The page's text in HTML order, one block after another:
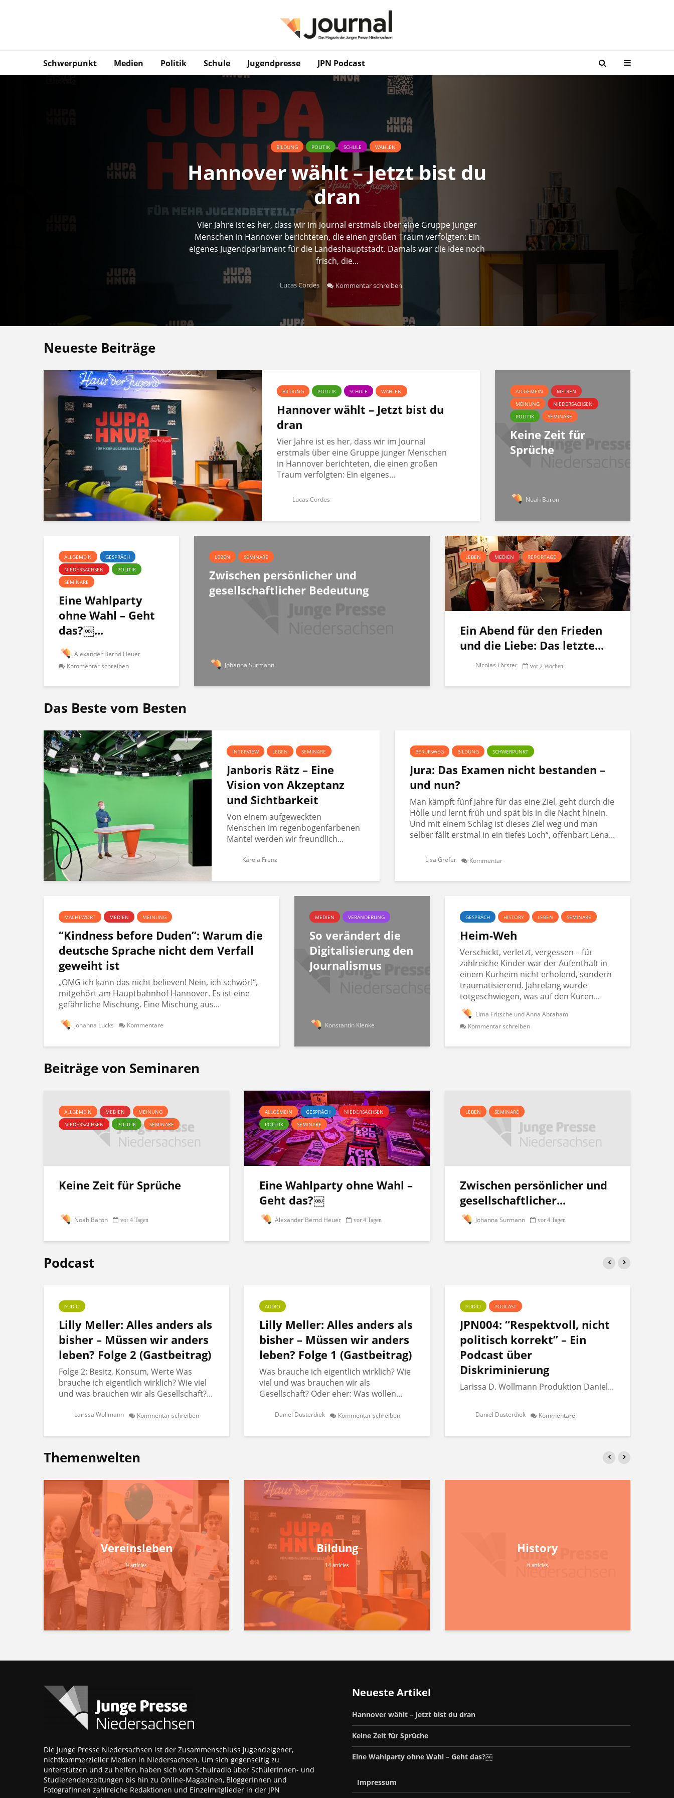
Schwerpunkt Medien Politik Schule Jugendpresse JPN Podcast
BILDUNG POLITIK SCHULE WAHLEN
Hannover wählt – Jetzt bist du
dran
Vier Jahre ist es her, dass wir im Journal erstmals über eine Gruppe junger
Menschen in Hannover berichteten, die einen großen Traum verfolgten: Ein
eigenes Jugendparlament für die Landeshauptstadt. Damals war die Idee noch
frisch, die...
Lucas Cordes Kommentar schreiben
Neueste Beiträge
BILDUNG POLITIK SCHULE WAHLEN
Hannover wählt – Jetzt bist du
dran
Vier Jahre ist es her, dass wir im Journal
erstmals über eine Gruppe junger Menschen
in Hannover berichteten, die einen großen
Traum verfolgten: Ein eigenes...
Lucas Cordes
ALLGEMEIN
MEDIEN
MEINUNG
NIEDERSACHSEN
POLITIK
SEMINARE
Keine Zeit für
Sprüche
Noah Baron
ALLGEMEIN
GESPRÄCH
NIEDERSACHSEN
POLITIK
SEMINARE
Eine Wahlparty
ohne Wahl – Geht
das?￼...
Alexander Bernd Heuer
Kommentar schreiben
LEBEN SEMINARE
Zwischen persönlicher und
gesellschaftlicher Bedeutung
Johanna Surmann
LEBEN MEDIEN REPORTAGE
Ein Abend für den Frieden
und die Liebe: Das letzte...
Nicolas Förster vor 2 Wochen
Das Beste vom Besten
INTERVIEW LEBEN SEMINARE
Janboris Rätz – Eine
Vision von Akzeptanz
und Sichtbarkeit
Von einem aufgeweckten
Menschen im regenbogenfarbenen
Mantel werden wir freundlich...
Karola Frenz
BERUFSWEG BILDUNG SCHWERPUNKT
Jura: Das Examen nicht bestanden –
und nun?
Man kämpft fünf Jahre für das eine Ziel, geht durch die
Hölle und lernt früh und spät bis in die Nacht hinein.
Und mit einem Schlag ist dieses Ziel weg und man
selber fällt erstmal in ein tiefes Loch“, offenbart Lena...
Lisa Grefer Kommentar
MACHTWORT MEDIEN MEINUNG
“Kindness before Duden”: Warum die
deutsche Sprache nicht dem Verfall
geweiht ist
„OMG ich kann das nicht believen! Nein, ich schwör!“,
mitgehört am Hauptbahnhof Hannover. Es ist eine
gefährliche Mischung. Eine Mischung aus...
Johanna Lucks Kommentare
MEDIEN VERÄNDERUNG
So verändert die
Digitalisierung den
Journalismus
Konstantin Klenke
GESPRÄCH HISTORY LEBEN SEMINARE
Heim-Weh
Verschickt, verletzt, vergessen – für
zahlreiche Kinder war der Aufenthalt in
einem Kurheim nicht erholend, sondern
traumatisierend. Jahrelang wurde
totgeschwiegen, was auf den Kuren...
Lima Fritsche und Anna Abraham
Kommentar schreiben
Beiträge von Seminaren
ALLGEMEIN MEDIEN
MEINUNG
NIEDERSACHSEN
POLITIK SEMINARE
Keine Zeit für Sprüche
Noah Baron vor 4 Tagen
ALLGEMEIN GESPRÄCH
NIEDERSACHSEN
POLITIK
SEMINARE
Eine Wahlparty ohne Wahl –
Geht das?￼
Alexander Bernd Heuer vor 4 Tagen
LEBEN SEMINARE
Zwischen persönlicher und
gesellschaftlicher...
Johanna Surmann vor 4 Tagen
Podcast
AUDIO
Lilly Meller: Alles anders als
bisher – Müssen wir anders
leben? Folge 2 (Gastbeitrag)
Folge 2: Besitz, Konsum, Werte Was
brauche ich eigentlich wirklich? Wie viel
und was brauchen wir als Gesellschaft?...
Larissa Wollmann Kommentar schreiben
AUDIO
Lilly Meller: Alles anders als
bisher – Müssen wir anders
leben? Folge 1 (Gastbeitrag)
Was brauche ich eigentlich wirklich? Wie
viel und was brauchen wir als
Gesellschaft? Oder eher: Was wollen...
Daniel Düsterdiek Kommentar schreiben
AUDIO PODCAST
JPN004: “Respektvoll, nicht
politisch korrekt” – Ein
Podcast über
Diskriminierung
Larissa D. Wollmann Produktion Daniel...
Daniel Düsterdiek Kommentare
Themenwelten
Vereinsleben
9 articles
Bildung
14 articles
History
6 articles
Die Junge Presse Niedersachsen ist der Zusammenschluss jugendeigener,
nichtkommerzieller Medien in Niedersachsen. Um sich gegenseitig zu
unterstützen und zu helfen, haben sich vom Schulradio über SchülerInnen- und
Studierendenzeitungen bis hin zu Online-Magazinen, BloggerInnen und
FotografInnen zahlreiche Redaktionen und Einzelmitglieder in der JPN
Neueste Artikel
Hannover wählt – Jetzt bist du dran
Keine Zeit für Sprüche
Eine Wahlparty ohne Wahl – Geht das?￼
Impressum